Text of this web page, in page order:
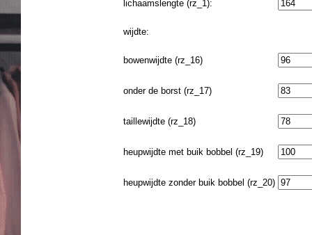
lichaamslengte (rz_1):
wijdte:
bowenwijdte (rz_16)
onder de borst (rz_17)
taillewijdte (rz_18)
heupwijdte met buik bobbel (rz_19)
heupwijdte zonder buik bobbel (rz_20)